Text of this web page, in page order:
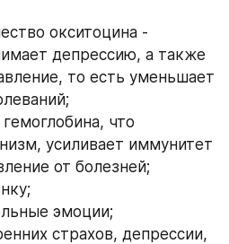
окситоцина -
депрессию, а также
то есть уменьшает
что
усиливает иммунитет
от болезней;
эмоции;
страхов, депрессии,